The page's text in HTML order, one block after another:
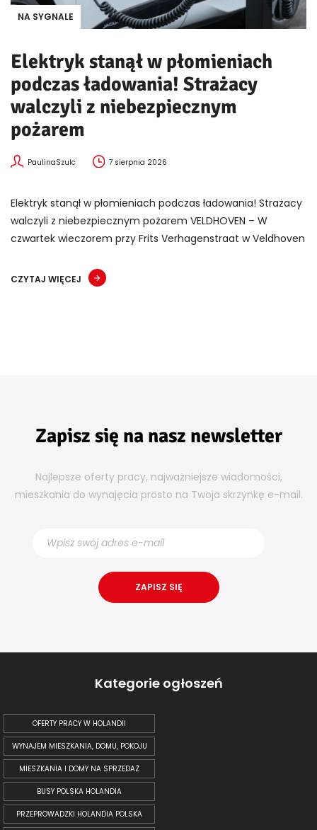
NA SYGNALE
Elektryk stanął w płomieniach
podczas ładowania! Strażacy
walczyli z niebezpiecznym
pożarem
PaulinaSzulc 7 sierpnia 2026
Elektryk stanął w płomieniach podczas ładowania! Strażacy
walczyli z niebezpiecznym pożarem VELDHOVEN – W
czwartek wieczorem przy Frits Verhagenstraat w Veldhoven
CZYTAJ WIĘCEJ
Zapisz się na nasz newsletter
Najlepsze oferty pracy, najważniejsze wiadomości,
mieszkania do wynajęcia prosto na Twoja skrzynkę e-mail.
Kategorie ogłoszeń
OFERTY PRACY W HOLANDII
WYNAJEM MIESZKANIA, DOMU, POKOJU
MIESZKANIA I DOMY NA SPRZEDAŻ
BUSY POLSKA HOLANDIA
PRZEPROWADZKI HOLANDIA POLSKA